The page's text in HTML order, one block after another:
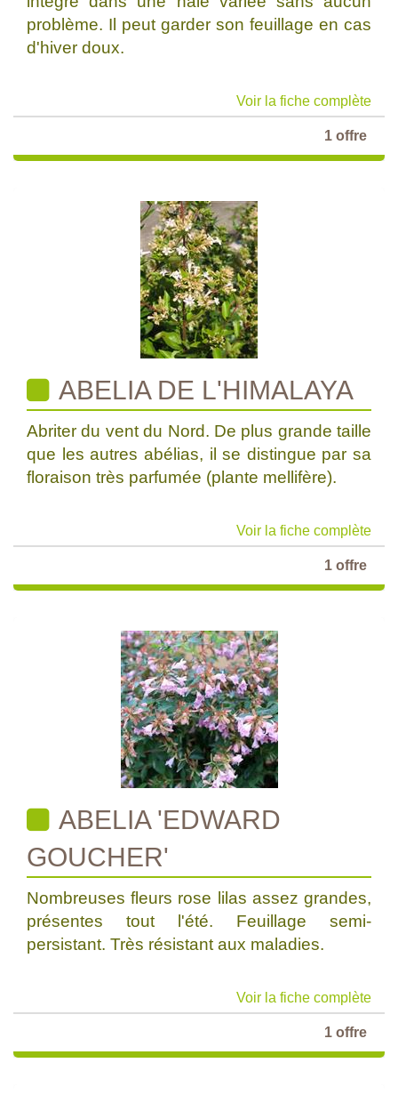
problème. Il peut garder son feuillage en cas
d'hiver doux.
Voir la fiche complète
1 offre
ABELIA DE L'HIMALAYA
Abriter du vent du Nord. De plus grande taille
que les autres abélias, il se distingue par sa
floraison très parfumée (plante mellifère).
Voir la fiche complète
1 offre
ABELIA 'EDWARD
GOUCHER'
Nombreuses fleurs rose lilas assez grandes,
présentes tout l'été. Feuillage semi-
persistant. Très résistant aux maladies.
Voir la fiche complète
1 offre